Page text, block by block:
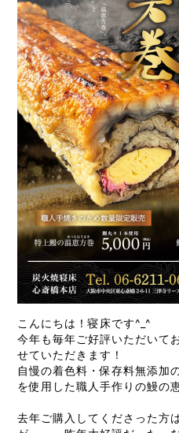
こんにちは！寝床です^_^
今年も毎年ご好評いただいて
せていただきます！
自慢の着色料・保存料無添加
を使用した職人手作りの鰻の
去年ご購入してくださった方